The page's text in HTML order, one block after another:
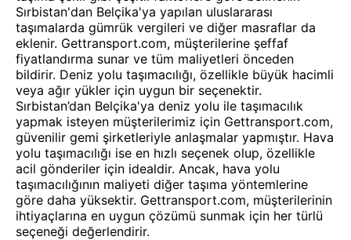
Sırbistan'dan Belçika'ya yapılan uluslararası
taşımalarda gümrük vergileri ve diğer masraflar da
eklenir. Gettransport.com, müşterilerine şeffaf
fiyatlandırma sunar ve tüm maliyetleri önceden
bildirir. Deniz yolu taşımacılığı, özellikle büyük hacimli
veya ağır yükler için uygun bir seçenektir.
Sırbistan’dan Belçika'ya deniz yolu ile taşımacılık
yapmak isteyen müşterilerimiz için Gettransport.com,
güvenilir gemi şirketleriyle anlaşmalar yapmıştır. Hava
yolu taşımacılığı ise en hızlı seçenek olup, özellikle
acil gönderiler için idealdir. Ancak, hava yolu
taşımacılığının maliyeti diğer taşıma yöntemlerine
göre daha yüksektir. Gettransport.com, müşterilerinin
ihtiyaçlarına en uygun çözümü sunmak için her türlü
seçeneği değerlendirir.